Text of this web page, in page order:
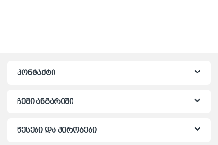
კონტაქტი
ჩემი ანგარიში
წესები და პირობები